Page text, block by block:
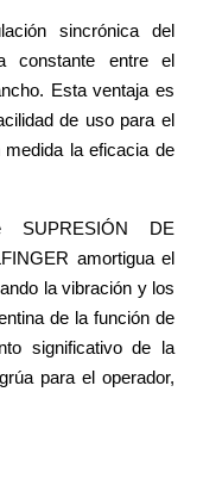
sincrónica del
constante entre el
Esta ventaja es
de uso para el
la eficacia de
DE
amortigua el
la vibración y los
de la función de
significativo de la
para el operador,